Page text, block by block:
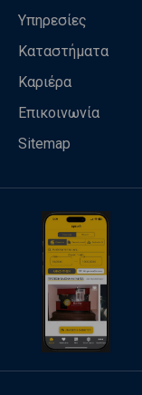
Υπηρεσίες
Καταστήματα
Καριέρα
Επικοινωνία
Sitemap